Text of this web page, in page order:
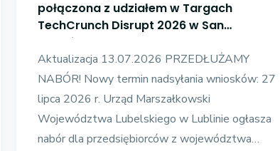
połączona z udziałem w Targach
TechCrunch Disrupt 2026 w San
Francisco
Aktualizacja 13.07.2026 PRZEDŁUŻAMY
NABÓR! Nowy termin nadsyłania wniosków: 27
lipca 2026 r. Urząd Marszałkowski
Województwa Lubelskiego w Lublinie ogłasza
nabór dla przedsiębiorców z województwa